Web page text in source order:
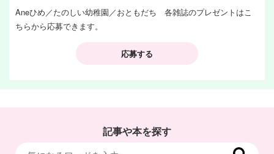
Aneひめ／たのしい幼稚園／おともだち 各雑誌のプレゼントはこ
ちらから応募できます。
応募する
記事や本を探す